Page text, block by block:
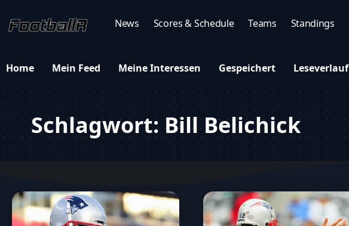
News Scores & Schedule Teams Standings
Home Mein Feed Meine Interessen Gespeichert Leseverlauf
Schlagwort: Bill Belichick